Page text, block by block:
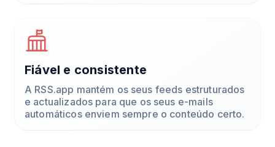
Fiável e consistente
A RSS.app mantém os seus feeds estruturados
e actualizados para que os seus e-mails
automáticos enviem sempre o conteúdo certo.